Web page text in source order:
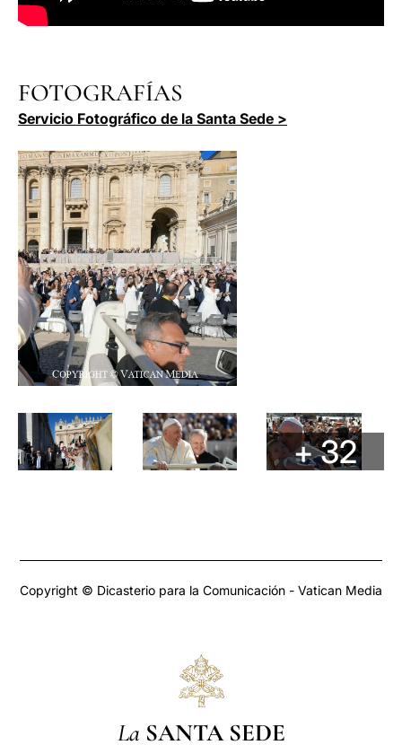
FOTOGRAFÍAS
Servicio Fotográfico de la Santa Sede >
+ 32
Copyright © Dicasterio para la Comunicación - Vatican Media
La SANTA SEDE